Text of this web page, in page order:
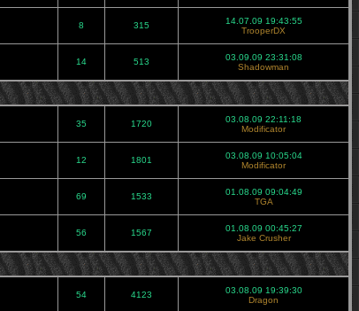
8 315
14.07.09 19:43:55
TrooperDX
14 513
03.09.09 23:31:08
Shadowman
35 1720
03.08.09 22:11:18
Modificator
12 1801
03.08.09 10:05:04
Modificator
69 1533
01.08.09 09:04:49
TGA
56 1567
01.08.09 00:45:27
Jake Crusher
54 4123
03.08.09 19:39:30
Dragon